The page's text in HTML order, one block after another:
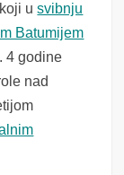
koji usvibnju
Batumijem
. 4 godine
nad